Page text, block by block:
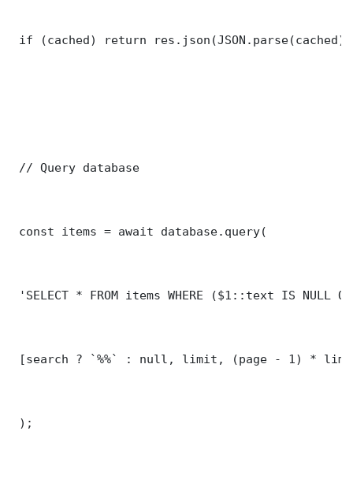
if (cached) return
// Query database
const items = await database.query(
'SELECT * FROM items WHERE ($1::text IS NULL
[search ? `%%` : null, limit, (page - 1) *
);